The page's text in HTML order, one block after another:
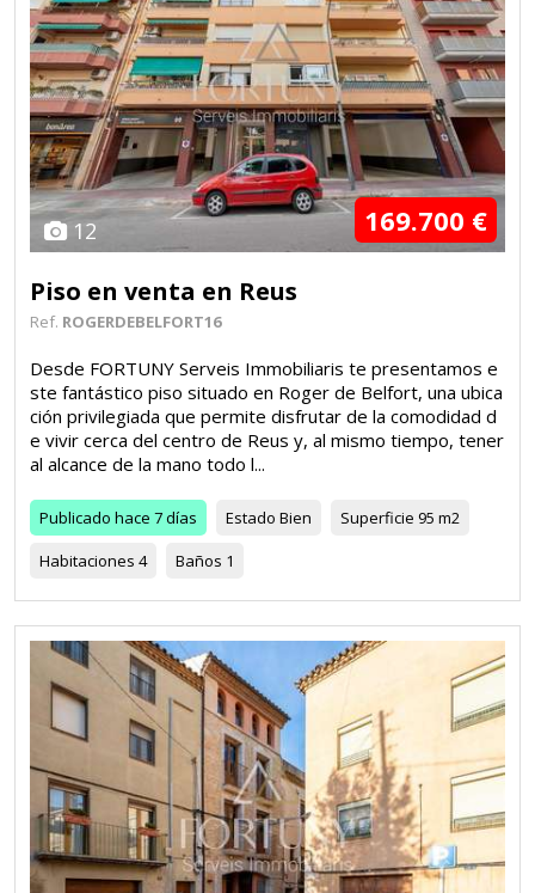
12 169.700 €
Piso en venta en Reus
Ref. ROGERDEBELFORT16
Desde FORTUNY Serveis Immobiliaris te presentamos e
ste fantástico piso situado en Roger de Belfort, una ubica
ción privilegiada que permite disfrutar de la comodidad d
e vivir cerca del centro de Reus y, al mismo tiempo, tener
al alcance de la mano todo l...
Publicado hace 7 días Estado Bien Superficie 95 m2
Habitaciones 4 Baños 1